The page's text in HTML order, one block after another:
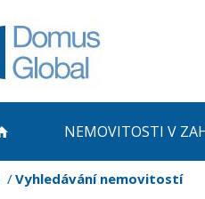
NEMOVITOSTI V
Vyhledávání nemovitostí